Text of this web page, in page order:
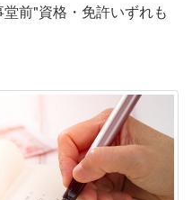
前"資格・免許いずれも